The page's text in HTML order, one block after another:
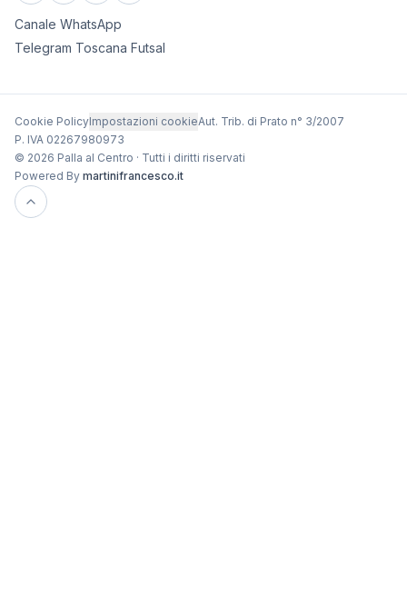
Canale WhatsApp
Telegram Toscana Futsal
Cookie PolicyImpostazioni cookieAut. Trib. di Prato n° 3/2007
P. IVA 02267980973
© 2026 Palla al Centro · Tutti i diritti riservati
Powered By martinifrancesco.it